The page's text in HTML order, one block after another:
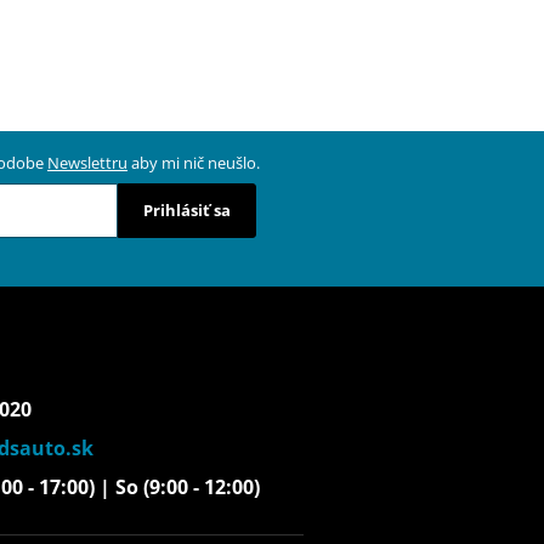
Newslettru aby mi nič neušlo.
Prihlásiť sa
- 17:00) | So (9:00 - 12:00)